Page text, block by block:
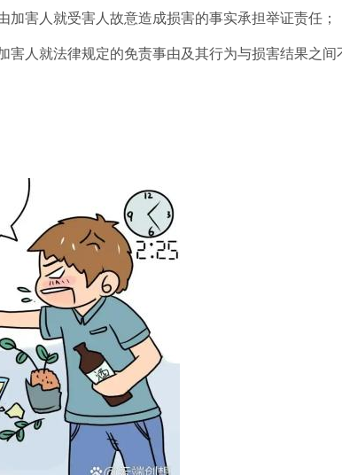
加害人就受害人故意造成损害的事实承担举证责任；
害人就法律规定的免责事由及其行为与损害结果之